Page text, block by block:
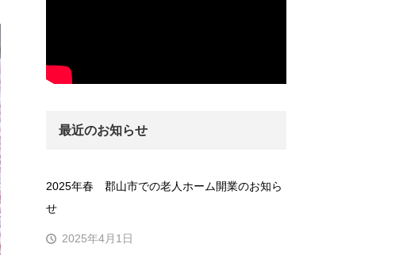
最近のお知らせ
2025年春 郡山市での老人ホーム開業のお知ら
せ
2025年4月1日